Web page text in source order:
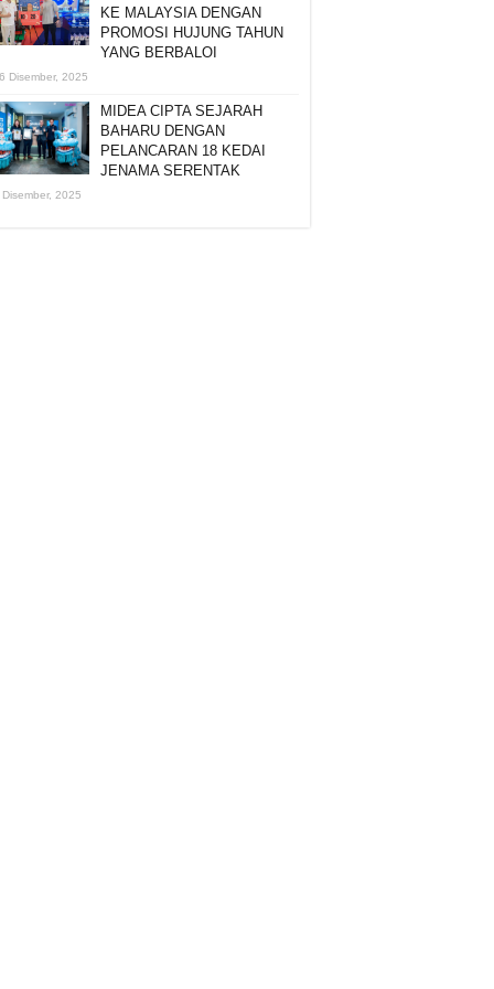
KE MALAYSIA DENGAN
PROMOSI HUJUNG TAHUN
YANG BERBALOI
Disember, 2025
MIDEA CIPTA SEJARAH
BAHARU DENGAN
PELANCARAN 18 KEDAI
JENAMA SERENTAK
Disember, 2025